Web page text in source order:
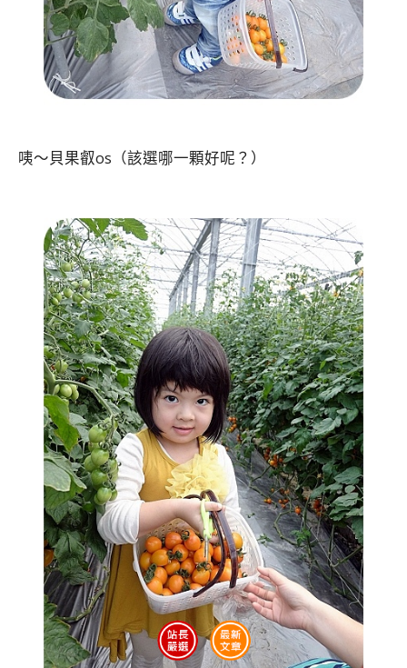
咦～貝果叡os（該選哪一顆好呢？）